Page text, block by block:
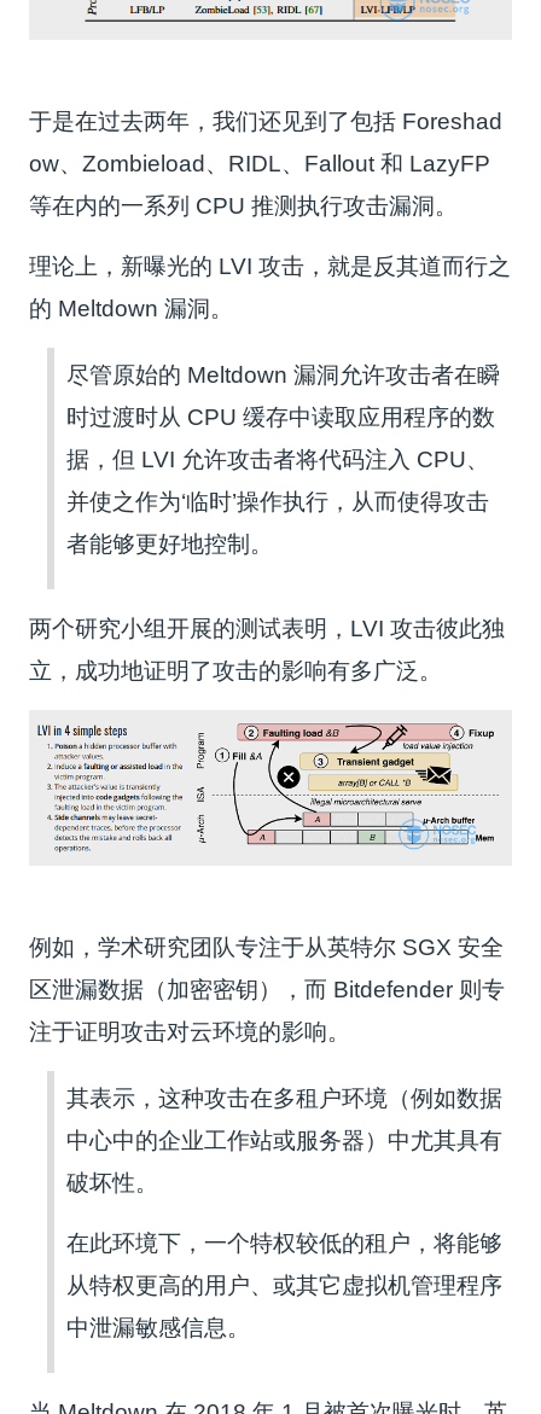
于是在过去两年，我们还见到了包括 Foreshad
ow、Zombieload、RIDL、Fallout 和 LazyFP
等在内的一系列 CPU 推测执行攻击漏洞。
理论上，新曝光的 LVI 攻击，就是反其道而行之
的 Meltdown 漏洞。
尽管原始的 Meltdown 漏洞允许攻击者在瞬
时过渡时从 CPU 缓存中读取应用程序的数
据，但 LVI 允许攻击者将代码注入 CPU、
并使之作为‘临时’操作执行，从而使得攻击
者能够更好地控制。
两个研究小组开展的测试表明，LVI 攻击彼此独
立，成功地证明了攻击的影响有多广泛。
例如，学术研究团队专注于从英特尔 SGX 安全
区泄漏数据（加密密钥），而 Bitdefender 则专
注于证明攻击对云环境的影响。
其表示，这种攻击在多租户环境（例如数据
中心中的企业工作站或服务器）中尤其具有
破坏性。
在此环境下，一个特权较低的租户，将能够
从特权更高的用户、或其它虚拟机管理程序
中泄漏敏感信息。